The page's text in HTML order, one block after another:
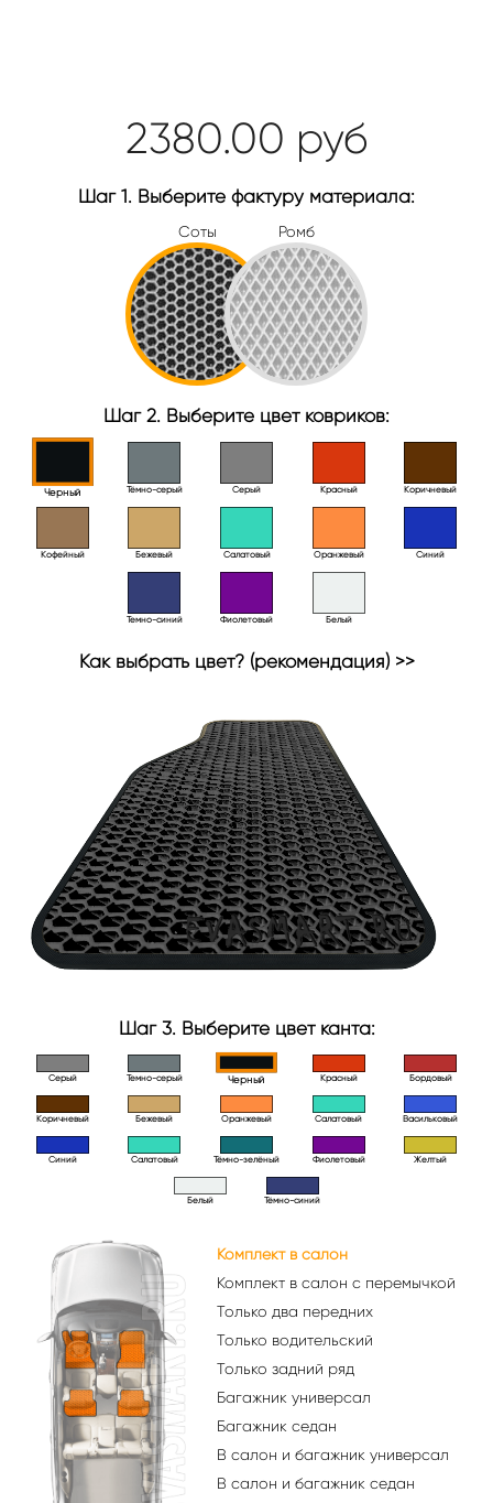
2380.00 руб
Шаг 1. Выберите фактуру материала:
Соты Ромб
Шаг 2. Выберите цвет ковриков:
Черный Тёмно-серый Серый Красный Коричневый
Кофейный Бежевый Салатовый Оранжевый Синий
Темно-синий Фиолетовый Белый
Как выбрать цвет? (рекомендация) >>
Шаг 3. Выберите цвет канта:
Серый Темно-серый Черный Красный Бордовый
Коричневый Бежевый Оранжевый Салатовый Васильковый
Синий Салатовый Тёмно-зелёный Фиолетовый Желтый
Белый Тёмно-синий
Комплект в салон
Комплект в салон с перемычкой
Только два передних
Только водительский
Только задний ряд
Багажник универсал
Багажник седан
В салон и багажник универсал
В салон и багажник седан